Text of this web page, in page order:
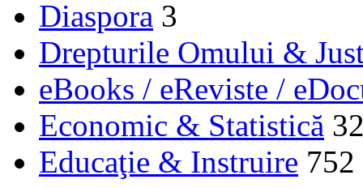
Diaspora 3
Drepturile Omului &
eBooks / eReviste /
Economic & Statistică
Educaţie & Instruire 752